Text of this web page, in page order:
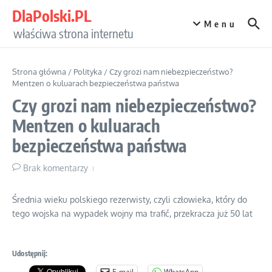
DlaPolski.PL
właściwa strona internetu
Menu
Strona główna / Polityka /Czy grozi nam niebezpieczeństwo?
Mentzen o kuluarach bezpieczeństwa państwa
Czy grozi nam niebezpieczeństwo?
Mentzen o kuluarach
bezpieczeństwa państwa
Brak komentarzy
Średnia wieku polskiego rezerwisty, czyli człowieka, który do
tego wojska na wypadek wojny ma trafić, przekracza już 50 lat
Udostępnij: